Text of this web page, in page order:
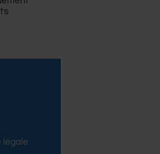
légale